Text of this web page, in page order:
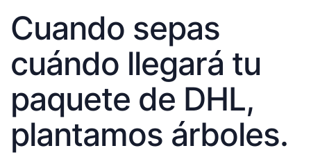
Cuando sepas
cuándo llegará tu
paquete de DHL,
plantamos árboles.